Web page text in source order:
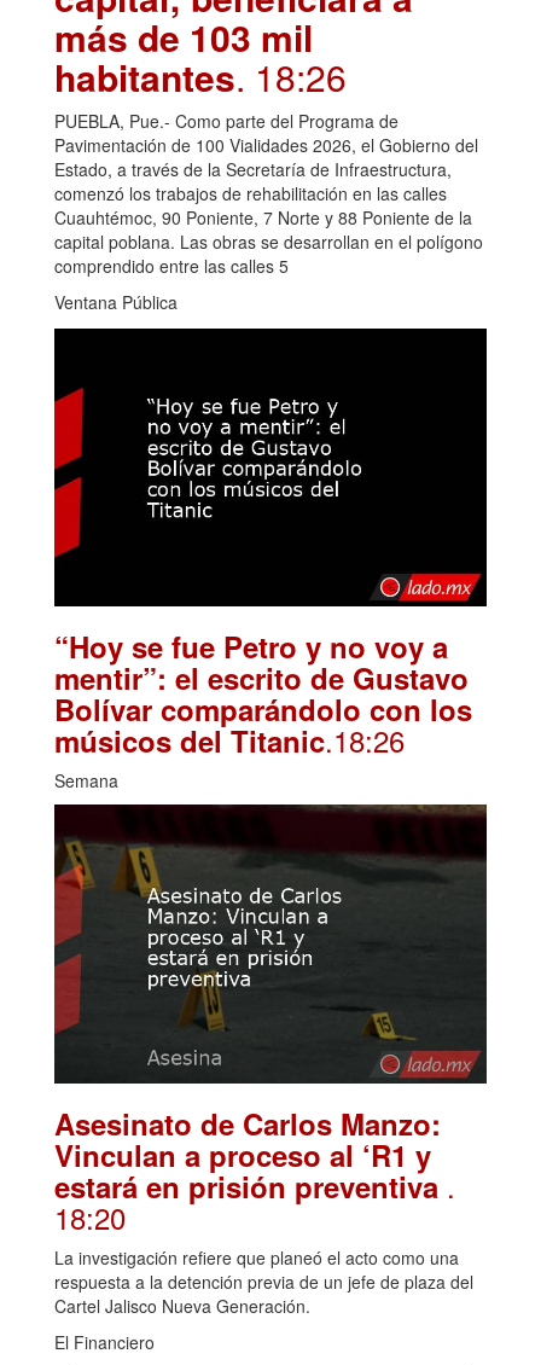
más de 103 mil
habitantes. 18:26
PUEBLA, Pue.- Como parte del Programa de
Pavimentación de 100 Vialidades 2026, el Gobierno del
Estado, a través de la Secretaría de Infraestructura,
comenzó los trabajos de rehabilitación en las calles
Cuauhtémoc, 90 Poniente, 7 Norte y 88 Poniente de la
capital poblana. Las obras se desarrollan en el polígono
comprendido entre las calles 5
Ventana Pública
“Hoy se fue Petro y no voy a
mentir”: el escrito de Gustavo
Bolívar comparándolo con los
músicos del Titanic.18:26
Semana
Asesinato de Carlos Manzo:
Vinculan a proceso al ‘R1 y
estará en prisión preventiva .
18:20
La investigación refiere que planeó el acto como una
respuesta a la detención previa de un jefe de plaza del
Cartel Jalisco Nueva Generación.
El Financiero